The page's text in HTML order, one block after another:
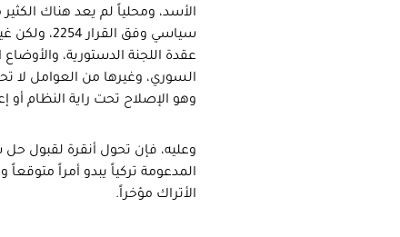
الأسد، ومحلياً لم يعد هناك
سياسي وفق
عقدة اللجنة الدستورية،
السوري، وغيرها من العوامل لا
وهو الإصلاح تحت راية النظام أو
وعليه، فإن تحول أنقرة لقبول
المدعومة تركياً يبدو أمراً
الأتراك مؤخراً.